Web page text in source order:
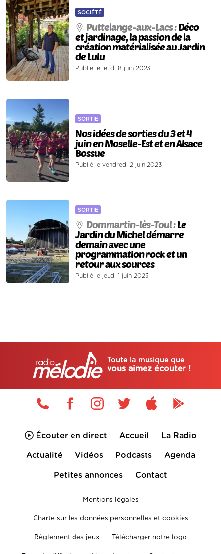
SOCIÉTÉ
Puttelange-aux-Lacs :Déco
et jardinage, la passion de la
création matérialisée au Jardin
de Lulu
Publié le jeudi 8 juin 2023
SORTIE
Nos idées de sorties du 3 et 4
juin en Moselle-Est et en Alsace
Bossue
Publié le vendredi 2 juin 2023
SORTIE
Dommartin-lès-Toul :Le
Jardin du Michel démarre
demain avec une
programmation rock et un
retour aux sources
Publié le jeudi 1 juin 2023
Toute la musique que
vous aimez écouter !
Écouter en direct Accueil La Radio
Actualité Vidéos Podcasts Agenda
Petites annonces Contact
Mentions légales
Charte sur les données personnelles et cookies
Règlement des jeux Télécharger notre logo